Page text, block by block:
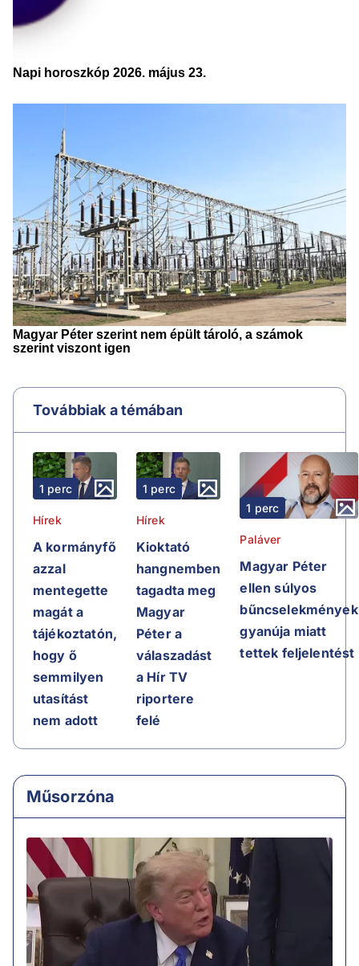
Továbbiak a témában
1 perc
Hírek
A kormányfő
azzal
mentegette
magát a
tájékoztatón,
hogy ő
semmilyen
utasítást
nem adott
1 perc
Hírek
Kioktató
hangnemben
tagadta meg
Magyar
Péter a
válaszadást
a Hír TV
riportere
felé
1 perc
Paláver
Magyar Péter
ellen súlyos
bűncselekmények
gyanúja miatt
tettek feljelentést
Műsorzóna